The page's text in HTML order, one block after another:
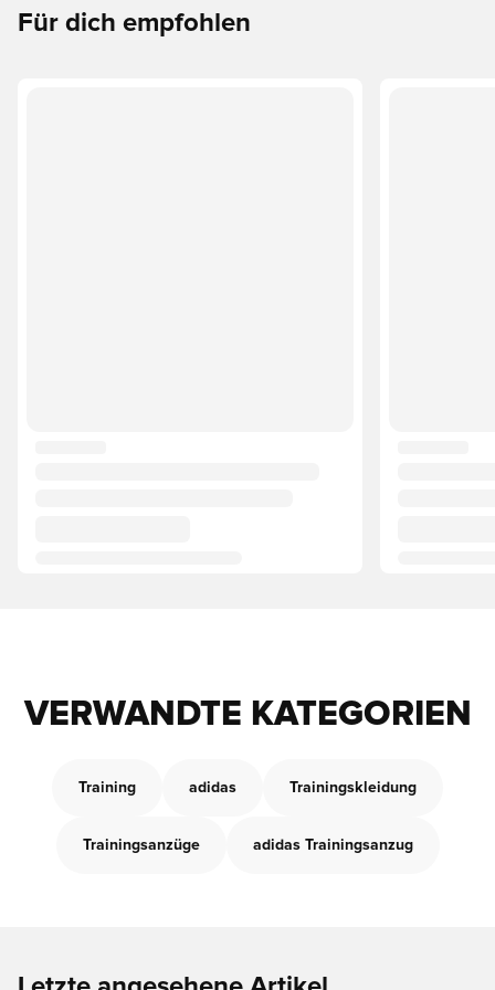
Für dich empfohlen
VERWANDTE KATEGORIEN
Training adidas Trainingskleidung
Trainingsanzüge adidas Trainingsanzug